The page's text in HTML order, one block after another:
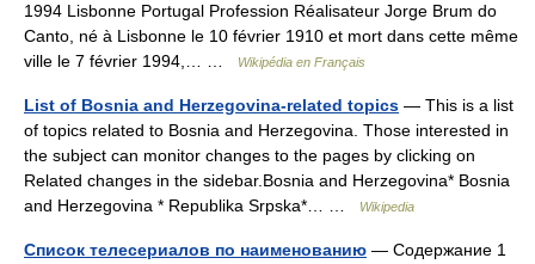
1994 Lisbonne Portugal Profession Réalisateur Jorge Brum do
Canto, né à Lisbonne le 10 février 1910 et mort dans cette même
ville le 7 février 1994,… …
Wikipédia en Français
List of Bosnia and Herzegovina-related topics — This is a list
of topics related to Bosnia and Herzegovina. Those interested in
the subject can monitor changes to the pages by clicking on
Related changes in the sidebar.Bosnia and Herzegovina* Bosnia
and Herzegovina * Republika Srpska*… …
Wikipedia
Список телесериалов по наименованию — Содержание 1